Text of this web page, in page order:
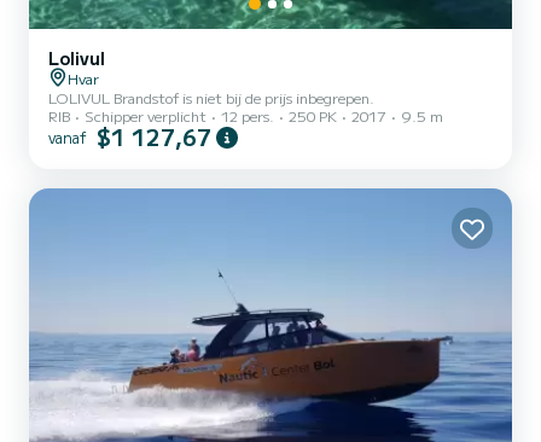
Lolivul
Hvar
LOLIVUL Brandstof is niet bij de prijs inbegrepen.
RIB
Schipper verplicht 12 pers. 250 PK 2017 9.5 m
vanaf $1 127,67